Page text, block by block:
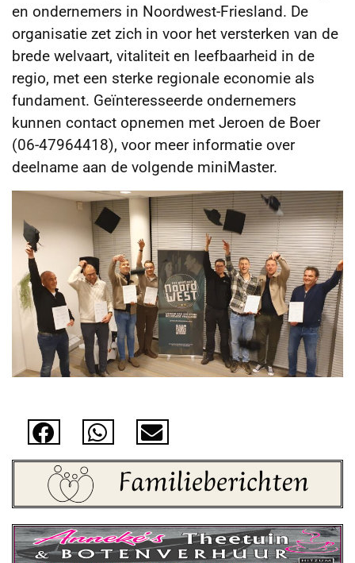
en ondernemers in Noordwest-Friesland. De
organisatie zet zich in voor het versterken van de
brede welvaart, vitaliteit en leefbaarheid in de
regio, met een sterke regionale economie als
fundament. Geïnteresseerde ondernemers
kunnen contact opnemen met Jeroen de Boer
(06-47964418), voor meer informatie over
deelname aan de volgende miniMaster.